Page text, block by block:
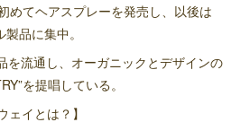
めてヘアスプレーを発売し、以後は
品に集中。
を流通し、オーガニックとデザインの
を提唱している。
イとは？】